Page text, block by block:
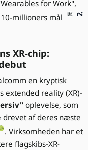
for Work",
millioners mål
XR-chip:
en kryptisk
extended reality (XR)-
oplevelse, som
drevet af deres næste
. Virksomheden har et
flagskibs-XR-